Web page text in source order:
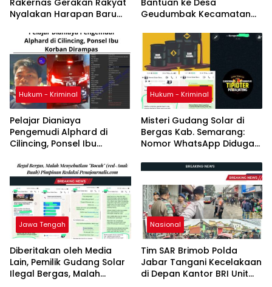
Nyalakan Harapan Baru
Geudumbak Kecamatan
Hukum - Kriminal
Pelajar Dianiaya
Pengemudi Alphard di
Cilincing, Ponsel Ibu
Hukum - Kriminal
Misteri Gudang Solar di
Bergas Kab. Semarang:
Nomor WhatsApp Diduga
Tindaklanjut Polisi Turun ke
Jawa Tengah
Diberitakan oleh Media
Lain, Pemilik Gudang Solar
Ilegal Bergas, Malah
Nasional
Tim SAR Brimob Polda
Jabar Tangani Kecelakaan
di Depan Kantor BRI Unit